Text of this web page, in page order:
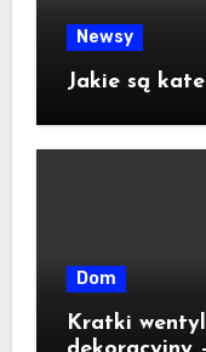
Newsy
Jakie są
Dom
Kratki